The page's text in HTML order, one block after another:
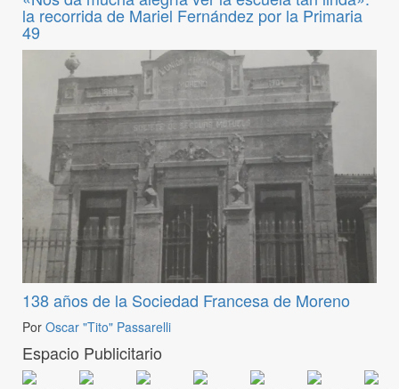
la recorrida de Mariel Fernández por la Primaria
49
138 años de la Sociedad Francesa de Moreno
Por Oscar "Tito" Passarelli
Espacio Publicitario